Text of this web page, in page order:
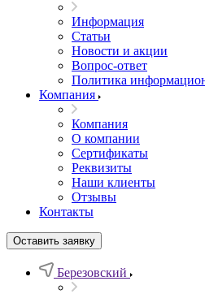
Информация
Статьи
Новости и акции
Вопрос-ответ
Политика
Компания
Компания
О компании
Сертификаты
Реквизиты
Наши клиенты
Отзывы
Контакты
Оставить заявку
Березовский